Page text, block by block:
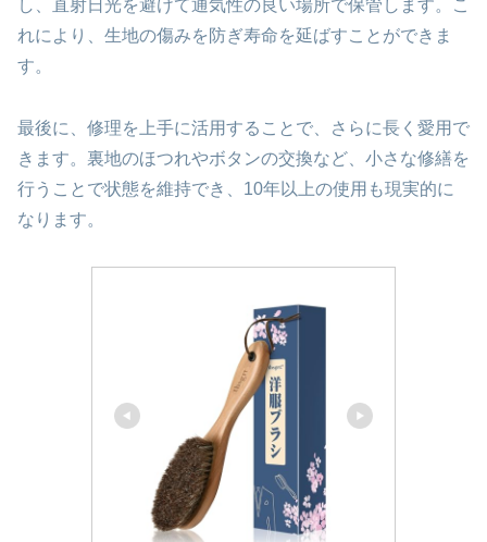
し、直射日光を避けて通気性の良い場所で保管します。こ
れにより、生地の傷みを防ぎ寿命を延ばすことができま
す。
最後に、修理を上手に活用することで、さらに長く愛用で
きます。裏地のほつれやボタンの交換など、小さな修繕を
行うことで状態を維持でき、10年以上の使用も現実的に
なります。